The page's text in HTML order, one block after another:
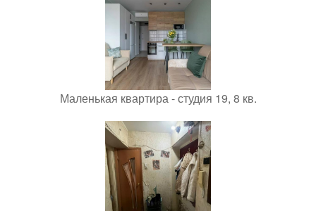
Маленькая квартира - студия 19, 8 кв.